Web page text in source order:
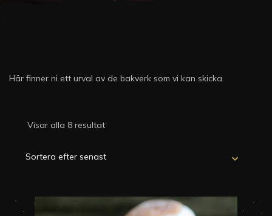
Här finner ni ett urval av de bakverk som vi kan skicka.
Visar alla 8 resultat
senaste